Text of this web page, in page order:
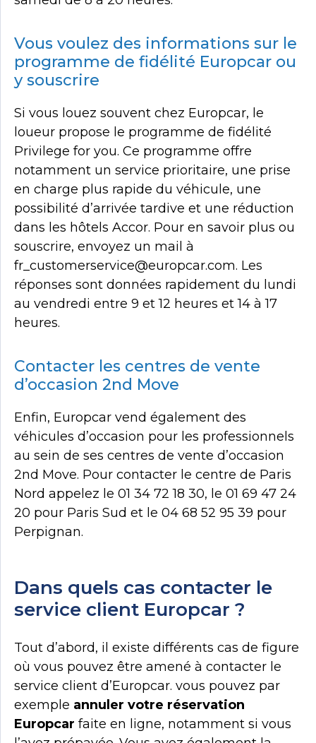
Vous voulez des informations sur le
programme de fidélité Europcar ou
y souscrire
Si vous louez souvent chez Europcar, le
loueur propose le programme de fidélité
Privilege for you. Ce programme offre
notamment un service prioritaire, une prise
en charge plus rapide du véhicule, une
possibilité d’arrivée tardive et une réduction
dans les hôtels Accor. Pour en savoir plus ou
souscrire, envoyez un mail à
fr_customerservice@europcar.com. Les
réponses sont données rapidement du lundi
au vendredi entre 9 et 12 heures et 14 à 17
heures.
Contacter les centres de vente
d’occasion 2nd Move
Enfin, Europcar vend également des
véhicules d’occasion pour les professionnels
au sein de ses centres de vente d’occasion
2nd Move. Pour contacter le centre de Paris
Nord appelez le 01 34 72 18 30, le 01 69 47 24
20 pour Paris Sud et le 04 68 52 95 39 pour
Perpignan.
Dans quels cas contacter le
service client Europcar ?
Tout d’abord, il existe différents cas de figure
où vous pouvez être amené à contacter le
service client d’Europcar. vous pouvez par
exemple annuler votre réservation
Europcar faite en ligne, notamment si vous